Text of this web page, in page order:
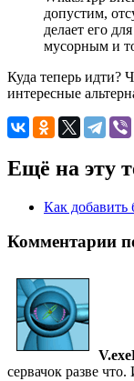
допустим,
делает его
мусорным и
Куда теперь идти?
интересные
Ещё на эту
Как добавить
Комментарии
сервачок разве